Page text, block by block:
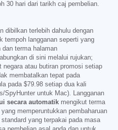
30 hari dari tarikh caj pembelian.
dibilkan terlebih dahulu dengan
tempoh langganan seperti yang
dan terma halaman
di sini melalui rujukan;
negara atau butiran promosi setiap
membatalkan tepat pada
pada $79.98 setiap dua kali
SpyHunter untuk Mac). Langganan
secara automatik mengikut terma
memperuntukkan pembaharuan
yang terpakai pada masa